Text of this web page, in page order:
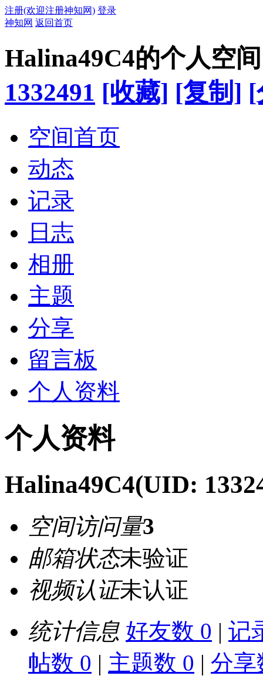
注册(欢迎注册神知网) 登录
神知网 返回首页
Halina49C4的个人空间
1332491 [收藏] [复制] [
空间首页
动态
记录
日志
相册
主题
分享
留言板
个人资料
个人资料
Halina49C4(UID:
空间访问量3
邮箱状态未验证
视频认证未认证
统计信息 好友数 0 | 记
帖数 0 | 主题数 0 | 分享